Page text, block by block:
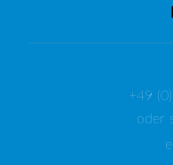
+49
oder